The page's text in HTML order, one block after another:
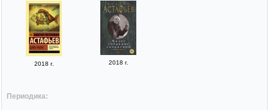
2018 г. 2018 г.
Периодика: